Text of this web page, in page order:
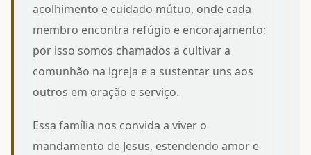
acolhimento e cuidado mútuo, onde cada
membro encontra refúgio e encorajamento;
por isso somos chamados a cultivar a
comunhão na igreja e a sustentar uns aos
outros em oração e serviço.
Essa família nos convida a viver o
mandamento de Jesus, estendendo amor e